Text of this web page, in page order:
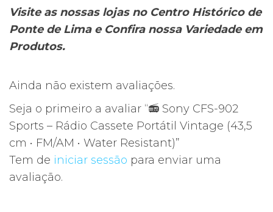
Visite as nossas lojas no Centro Histórico de
Ponte de Lima e Confira nossa Variedade em
Produtos.
Ainda não existem avaliações.
Seja o primeiro a avaliar “📻 Sony CFS-902
Sports – Rádio Cassete Portátil Vintage (43,5
cm • FM/AM • Water Resistant)”
Tem de iniciar sessão para enviar uma
avaliação.